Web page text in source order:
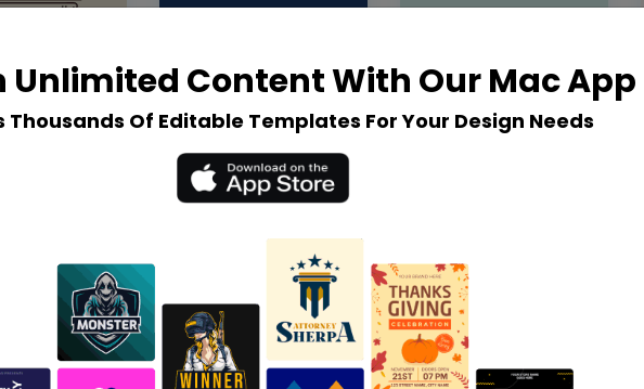
Unlimited Content With Our Mac App
Thousands Of Editable Templates For Your Design Needs